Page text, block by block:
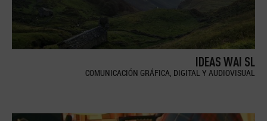
IDEAS WAI SL
COMUNICACIÓN GRÁFICA, DIGITAL Y AUDIOVISUAL